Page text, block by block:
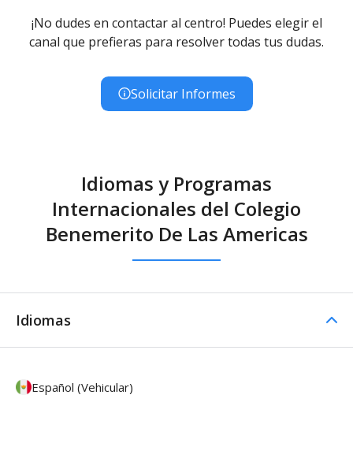
¡No dudes en contactar al centro! Puedes elegir el
canal que prefieras para resolver todas tus dudas.
Solicitar Informes
Idiomas y Programas
Internacionales del Colegio
Benemerito De Las Americas
Idiomas
Español (Vehicular)